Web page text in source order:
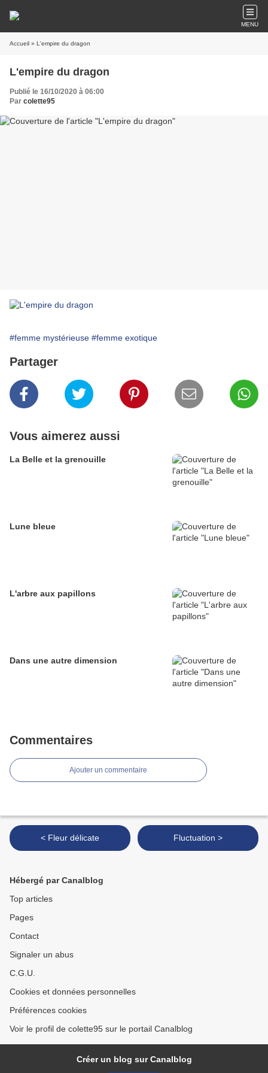
MENU
Accueil » L'empire du dragon
L'empire du dragon
Publié le 16/10/2020 à 06:00
Par colette95
#femme mystérieuse #femme exotique
Partager
Vous aimerez aussi
La Belle et la grenouille
Lune bleue
L'arbre aux papillons
Dans une autre dimension
Commentaires
Ajouter un commentaire
< Fleur délicate Fluctuation >
Hébergé par Canalblog
Top articles
Pages
Contact
Signaler un abus
C.G.U.
Cookies et données personnelles
Préférences cookies
Voir le profil de colette95 sur le portail Canalblog
Créer un blog sur Canalblog